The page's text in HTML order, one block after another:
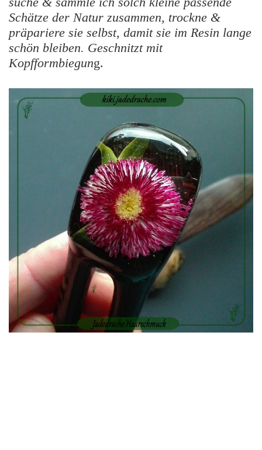
Schätze der Natur zusammen, trockne &
präpariere sie selbst, damit sie im Resin lange
schön bleiben. Geschnitzt mit
Kopfformbiegung.